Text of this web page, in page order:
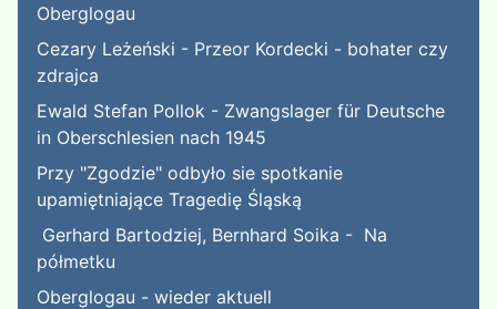
Oberglogau
Cezary Leżeński - Przeor Kordecki - bohater czy
zdrajca
Ewald Stefan Pollok - Zwangslager für Deutsche
in Oberschlesien nach 1945
Przy "Zgodzie" odbyło sie spotkanie
upamiętniające Tragedię Śląską
Gerhard Bartodziej, Bernhard Soika - Na
półmetku
Oberglogau - wieder aktuell